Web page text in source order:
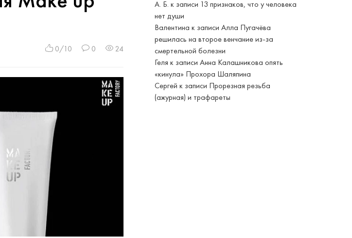
А. Б. к записи 13 признаков, что у человека
нет души
Валентина к записиАлла Пугачёва
решилась на второе венчание из-за
смертельной болезни
Геля к записиАнна Калашникова опять
«кинула» Прохора Шаляпина
Сергей к записи Прорезная резьба
(ажурная) и трафареты
0/10 0 24